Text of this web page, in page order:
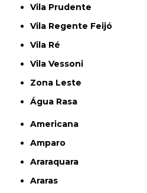
Vila Prudente
Vila Regente Feijó
Vila Ré
Vila Vessoni
Zona Leste
Água Rasa
Americana
Amparo
Araraquara
Araras